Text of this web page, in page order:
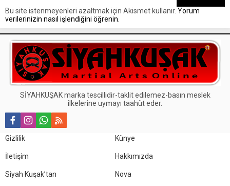
Bu site istenmeyenleri azaltmak için Akismet kullanır. Yorum
verilerinizin nasıl işlendiğini öğrenin.
SİYAHKUŞAK marka tescillidir-taklit edilemez-basın meslek
ilkelerine uymayı taahüt eder.
Gizlilik Künye
İletişim Hakkımızda
Siyah Kuşak’tan Nova